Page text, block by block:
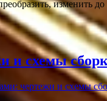
изменить
и схемы
чертежи и схемы